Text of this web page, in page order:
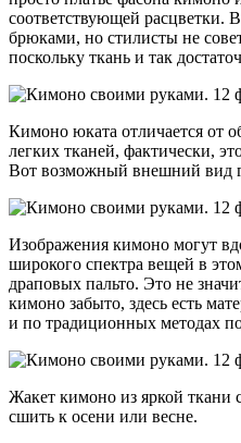
соответствующей расцветки.
брюками, но стилисты не
поскольку ткань и так
Кимоно юката отличается от
легких тканей, фактически,
Вот возможный внешний вид
Изображения кимоно могут
широкого спектра вещей в
драповых пальто. Это не
кимоно забыто, здесь есть
и по традиционных методах
Жакет кимоно из яркой
сшить к осени или весне.